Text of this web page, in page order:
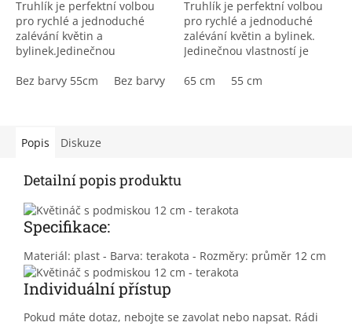
5
hvězdiček.
Truhlík je perfektní volbou
pro rychlé a jednoduché
zalévání květin a
bylinek.Jedinečnou
kterou si běžně musíte
Bez barvy 55cm Bez barvy 65cm
5
hvězdiček.
Truhlík je perfektní volbou
pro rychlé a jednoduché
zalévání květin a bylinek.
Jedinečnou vlastností je
běžně musíte hlídat každý
65 cm 55 cm
Popis Diskuze
Detailní popis produktu
Specifikace:
Materiál: plast - Barva: terakota - Rozměry: průměr 12 cm
Individuální přístup
Pokud máte dotaz, nebojte se zavolat nebo napsat. Rádi